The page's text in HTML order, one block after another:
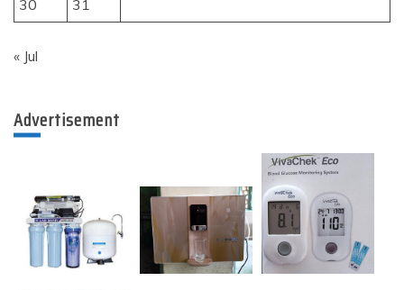
30
31
« Jul
Advertisement